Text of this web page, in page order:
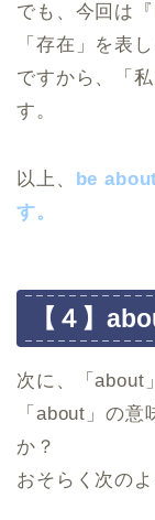
でも、今回は
「存在」を表し
ですから、「
す。
以上、
be
す。
【４】
次に、「about
「about」の
か？
おそらく次の